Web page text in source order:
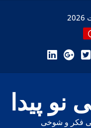
پیدا
فکر و شوخی